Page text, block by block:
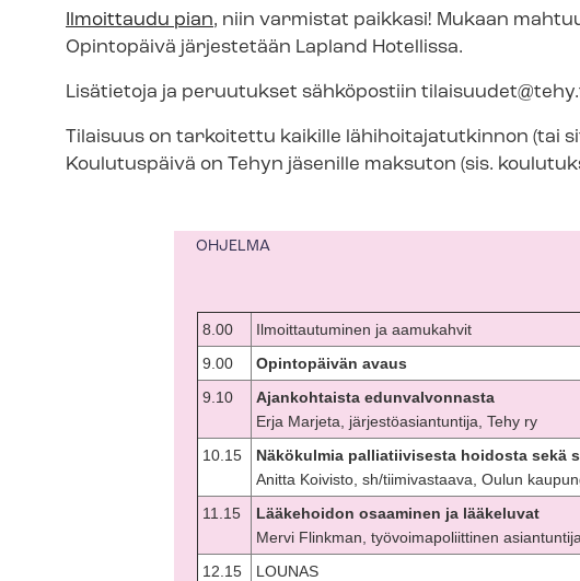
Ilmoittaudu pian, niin varmistat paikkasi! Mukaan
Opintopäivä järjestetään Lapland Hotellissa.
Lisätietoja ja peruutukset sähköpostiin
Tilaisuus on tarkoitettu kaikille lä­hi­hoi­ta­ja­tut­kin­non (tai
Koulutuspäivä on Tehyn jäsenille maksuton (sis.
OHJELMA
8.00
Ilmoittautuminen ja aamukahvit
9.00
Opintopäivän avaus
9.10
Ajankohtaista edunvalvonnasta
Erja Marjeta, jär­jes­tö­asian­tun­ti­ja, Tehy ry
10.15
Näkökulmia palliatiivisesta hoidosta sekä
Anitta Koivisto, sh/tiimivastaava, Oulun
11.15
Lääkehoidon osaaminen ja lääkeluvat
Mervi Flinkman, työ­voi­ma­po­liit­ti­nen
12.15
LOUNAS